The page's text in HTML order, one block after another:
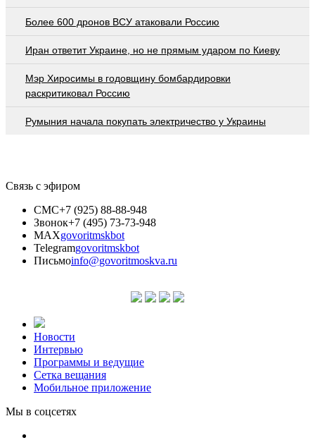
Более 600 дронов ВСУ атаковали Россию
Иран ответит Украине, но не прямым ударом по Киеву
Мэр Хиросимы в годовщину бомбардировки
раскритиковал Россию
Румыния начала покупать электричество у Украины
Связь с эфиром
СМС+7 (925) 88-88-948
Звонок+7 (495) 73-73-948
MAXgovoritmskbot
Telegramgovoritmskbot
Письмоinfo@govoritmoskva.ru
Новости
Интервью
Программы и ведущие
Сетка вещания
Мобильное приложение
Мы в соцсетях